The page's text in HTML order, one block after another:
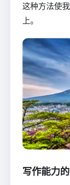
这种方法使
上。
写作能力